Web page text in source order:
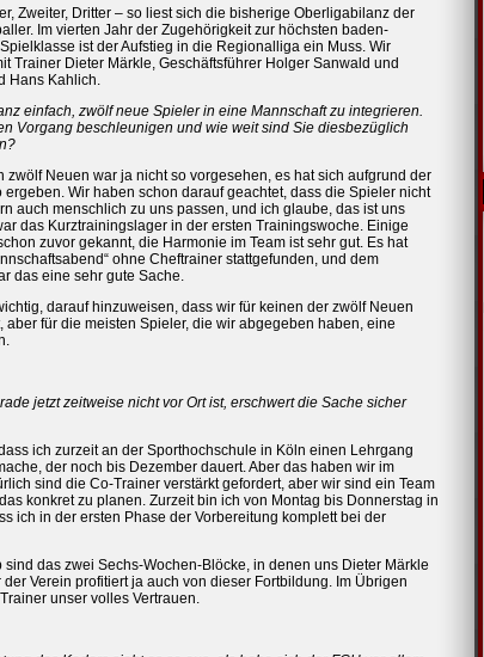
Zweiter, Dritter – so liest sich die bisherige Oberligabilanz der
Im vierten Jahr der Zugehörigkeit zur höchsten baden-
ist der Aufstieg in die Regionalliga ein Muss. Wir
Trainer Dieter Märkle, Geschäftsführer Holger Sanwald und
Hans Kahlich.
einfach, zwölf neue Spieler in eine Mannschaft zu integrieren.
Vorgang beschleunigen und wie weit sind Sie diesbezüglich
zwölf Neuen war ja nicht so vorgesehen, es hat sich aufgrund der
ergeben. Wir haben schon darauf geachtet, dass die Spieler nicht
auch menschlich zu uns passen, und ich glaube, das ist uns
das Kurztrainingslager in der ersten Trainingswoche. Einige
zuvor gekannt, die Harmonie im Team ist sehr gut. Es hat
ohne Cheftrainer stattgefunden, und dem
das eine sehr gute Sache.
darauf hinzuweisen, dass wir für keinen der zwölf Neuen
aber für die meisten Spieler, die wir abgegeben haben, eine
jetzt zeitweise nicht vor Ort ist, erschwert die Sache sicher
ich zurzeit an der Sporthochschule in Köln einen Lehrgang
der noch bis Dezember dauert. Aber das haben wir im
sind die Co-Trainer verstärkt gefordert, aber wir sind ein Team
konkret zu planen. Zurzeit bin ich von Montag bis Donnerstag in
ich in der ersten Phase der Vorbereitung komplett bei der
sind das zwei Sechs-Wochen-Blöcke, in denen uns Dieter Märkle
Verein profitiert ja auch von dieser Fortbildung. Im Übrigen
unser volles Vertrauen.